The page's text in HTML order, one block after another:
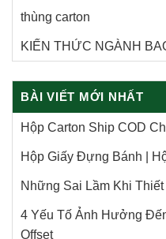
thùng carton
KIẾN THỨC NGÀNH
BÀI VIẾT MỚI NHẤT
Hộp Carton Ship COD
Hộp Giấy Đựng Bánh |
Những Sai Lầm Khi
4 Yếu Tố Ảnh Hưởng
Offset